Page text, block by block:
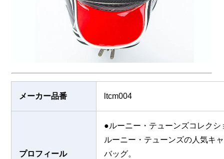
メーカー品番 ltcm004
プロフィール
●ルーニー・テューンズコレクシ
ルーニー・テューンズの人気キ
バッグ。